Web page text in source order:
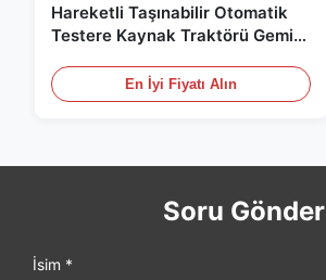
Hareketli Taşınabilir Otomatik
Testere Kaynak Traktörü Gemi
Otomatik Kaynak Arabası
En İyi Fiyatı Alın
Soru Gönder
İsim *